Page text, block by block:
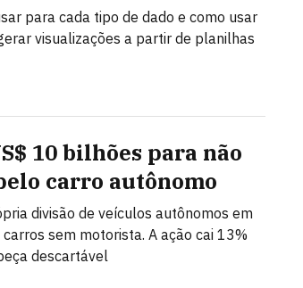
para cada tipo de dado e como usar
visualizações a partir de planilhas
10 bilhões para não
carro autônomo
divisão de veículos autônomos em
sem motorista. A ação cai 13%
descartável